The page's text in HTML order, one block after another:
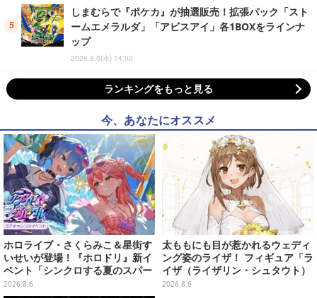
しまむらで『ポケカ』が抽選販売！拡張パック「スト
ームエメラルダ」「アビスアイ」各1BOXをラインナ
ップ
2026.8.5(水) 14:00
ランキングをもっと見る
今、あなたにオススメ
ホロライブ・さくらみこ＆星街す
いせいが登場！『ホロドリ』新イ
ベント「シンクロする夏のスパー
クル」開催決定ーmiCometのイ
2026.8.6
太ももにも目が惹かれるウェディ
ング姿のライザ！ フィギュア「ラ
イザ（ライザリン・シュタウト）
ウェディングStyle」が8月7日よ
2026.8.6